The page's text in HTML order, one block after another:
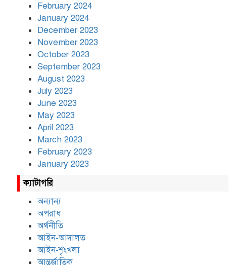
February 2024
January 2024
December 2023
November 2023
October 2023
September 2023
August 2023
July 2023
June 2023
May 2023
April 2023
March 2023
February 2023
January 2023
ক্যাটাগরি
অন্যান্য
অপরাধ
অর্থনীতি
আইন-আদালত
আইন-শৃংখলা
আন্তর্জাতিক